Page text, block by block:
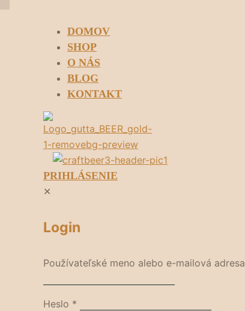
DOMOV
SHOP
O NÁS
BLOG
KONTAKT
PRIHLÁSENIE
✕
Login
Používateľské meno alebo e-mailová adresa
Heslo *